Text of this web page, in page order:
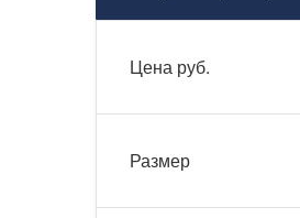
Цена руб.
Размер